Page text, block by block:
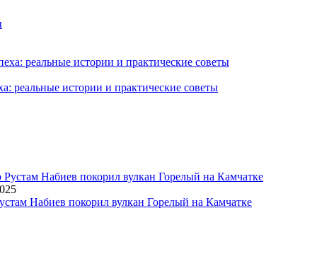
реальные истории и практические советы
Набиев покорил вулкан Горелый на Камчатке